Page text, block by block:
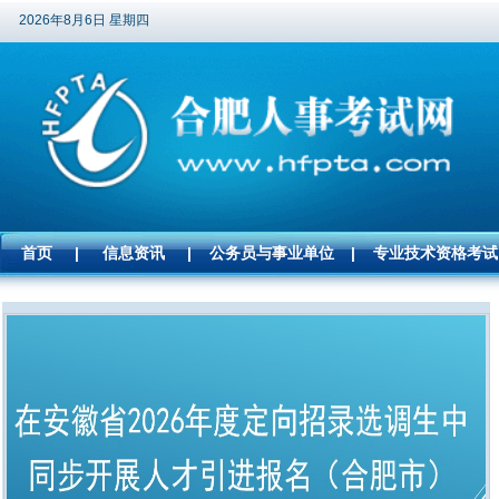
2026年8月6日 星期四
首页 | 信息资讯 | 公务员与事业单位 | 专业技术资格考试